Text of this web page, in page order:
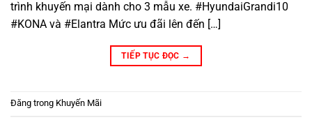
trình khuyến mại dành cho 3 mẫu xe. #HyundaiGrandi10
#KONA và #Elantra Mức ưu đãi lên đến […]
TIẾP TỤC ĐỌC →
Đăng trong Khuyến Mãi